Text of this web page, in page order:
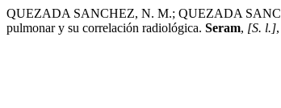
QUEZADA SANCHEZ, N. M.; QUEZADA
pulmonar y su correlación radiológica. Seram, [S. l.]